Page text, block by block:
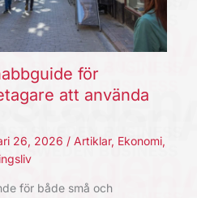
för
att använda
26, 2026 / Artiklar, Ekonomi,
för både små och